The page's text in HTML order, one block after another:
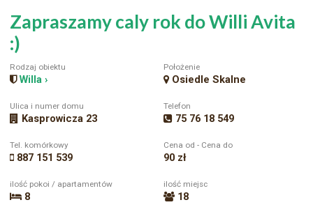
Zapraszamy caly rok do Willi Avita
:)
Rodzaj obiektu
Willa ›
Położenie
Osiedle Skalne
Ulica i numer domu
Kasprowicza 23
Telefon
75 76 18 549
Tel. komórkowy
887 151 539
Cena od - Cena do
90 zł
ilość pokoi / apartamentów
8
ilość miejsc
18